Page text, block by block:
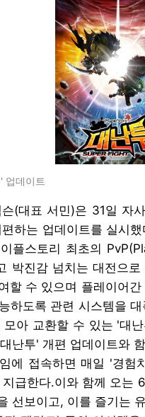
업데이트
(대표 서민)은 31일 자
하는 업데이트를 실시
플스토리 최초의
박진감 넘치는 대전으
할 수 있으며 플레이어
하도록 관련 시스템을
아 교환할 수 있는 '대
난투' 개편 업데이트와
에 접속하면 매일 '경험
급한다.이와 함께 오는
선보이고, 이를 즐기는